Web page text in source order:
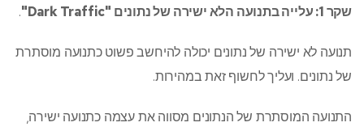
שקר 1: עלייה בתנועה הלא ישירה של נתונים "Dark Traffic"
.
תנועה לא ישירה של נתונים יכולה להיחשב פשוט כתנועה מוסתרת
של נתונים. ועליך לחשוף זאת במהירות.
התנועה המוסתרת של הנתונים מסווה את עצמה כתנועה ישירה,